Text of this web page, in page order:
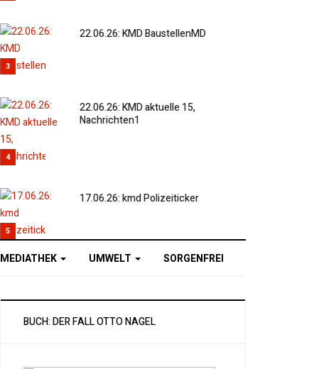
3
22.06.26: KMD BaustellenMD
4
22.06.26: KMD aktuelle 15,
Nachrichten1
5
17.06.26: kmd Polizeiticker
MEDIATHEK UMWELT SORGENFREI
BUCH: DER FALL OTTO NAGEL